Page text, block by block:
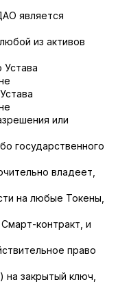
является
из активов
Устава
или
государственного
владеет,
на любые Токены,
контракт, и
право
закрытый ключ,